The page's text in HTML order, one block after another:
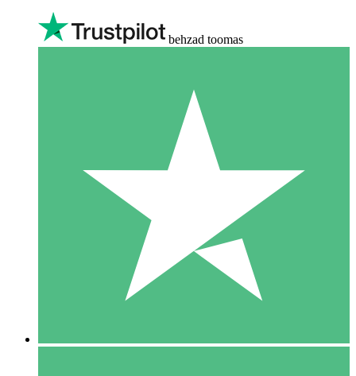
behzad toomas